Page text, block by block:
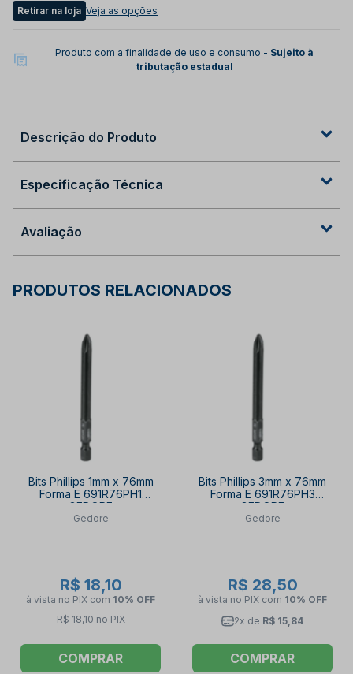
Retirar na loja Veja as opções
Produto com a finalidade de uso e consumo - Sujeito à
tributação estadual
Descrição do Produto
Especificação Técnica
Avaliação
PRODUTOS RELACIONADOS
Bits Phillips 1mm x 76mm
Forma E 691R76PH1
GEDORE
Gedore
R$ 18,10
à vista no PIX com 10% OFF
R$ 18,10 no PIX
COMPRAR
Bits Phillips 3mm x 76mm
Forma E 691R76PH3
GEDORE
Gedore
R$ 28,50
à vista no PIX com 10% OFF
2x de R$ 15,84
COMPRAR